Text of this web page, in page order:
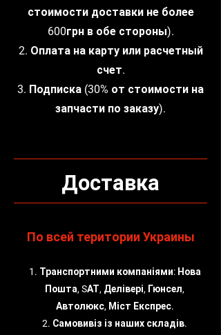
стоимости доставки не более
600грн в обе стороны).
2. Оплата на карту или расчетный
счет.
3. Подписка (30% от стоимости на
запчасти по заказу).
Доставка
По всей територии Украины
1. Транспортними компаніями: Нова
Пошта, SАТ, Делівері, Гюнсел,
Автолюкс, Міст Експрес.
2. Самовивіз із наших складів.